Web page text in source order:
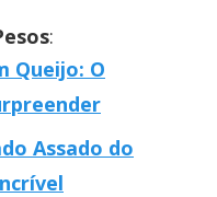
:
Queijo: O
Assado do